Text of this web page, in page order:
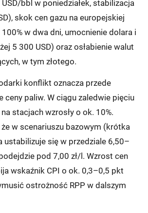
bbl w poniedziałek, stabilizacja
skok cen gazu na europejskiej
100% w dwa dni, umocnienie dolara i
5 300 USD) oraz osłabienie walut
w tym złotego.
konflikt oznacza przede
ceny paliw. W ciągu zaledwie pięciu
stacjach wzrosły o ok. 10%.
w scenariuszu bazowym (krótka
ustabilizuje się w przedziale 6,50–
pod 7,00 zł/l. Wzrost cen
wskaźnik CPI o ok. 0,3–0,5 pkt
ostrożność RPP w dalszym